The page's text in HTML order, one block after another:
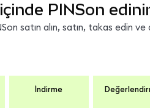
PINSon
satın alın, satın, takas edin
İndirme